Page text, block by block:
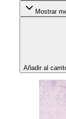
Mostrar
Añadir al